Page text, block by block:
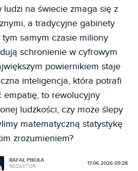
na świecie zmaga się z
a tradycyjne gabinety
samym czasie miliony
schronienie w cyfrowym
powiernikiem staje
inteligencja, która potrafi
empatię, to rewolucyjny
ludzkości, czy może ślepy
matematyczną statystykę
zrozumieniem?
RAFAŁ PIKUŁA
REDAKTOR
17.06.2026 09:28